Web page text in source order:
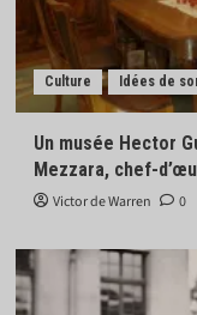
Culture Idées de
Un musée Hector
Mezzara, chef-
Victor de Warren 0